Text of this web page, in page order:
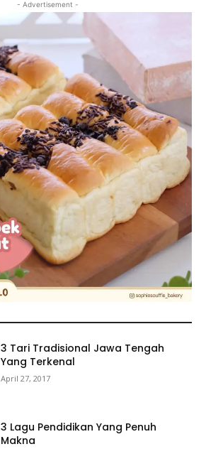
- Advertisement -
3 Tari Tradisional Jawa Tengah
Yang Terkenal
April 27, 2017
3 Lagu Pendidikan Yang Penuh
Makna